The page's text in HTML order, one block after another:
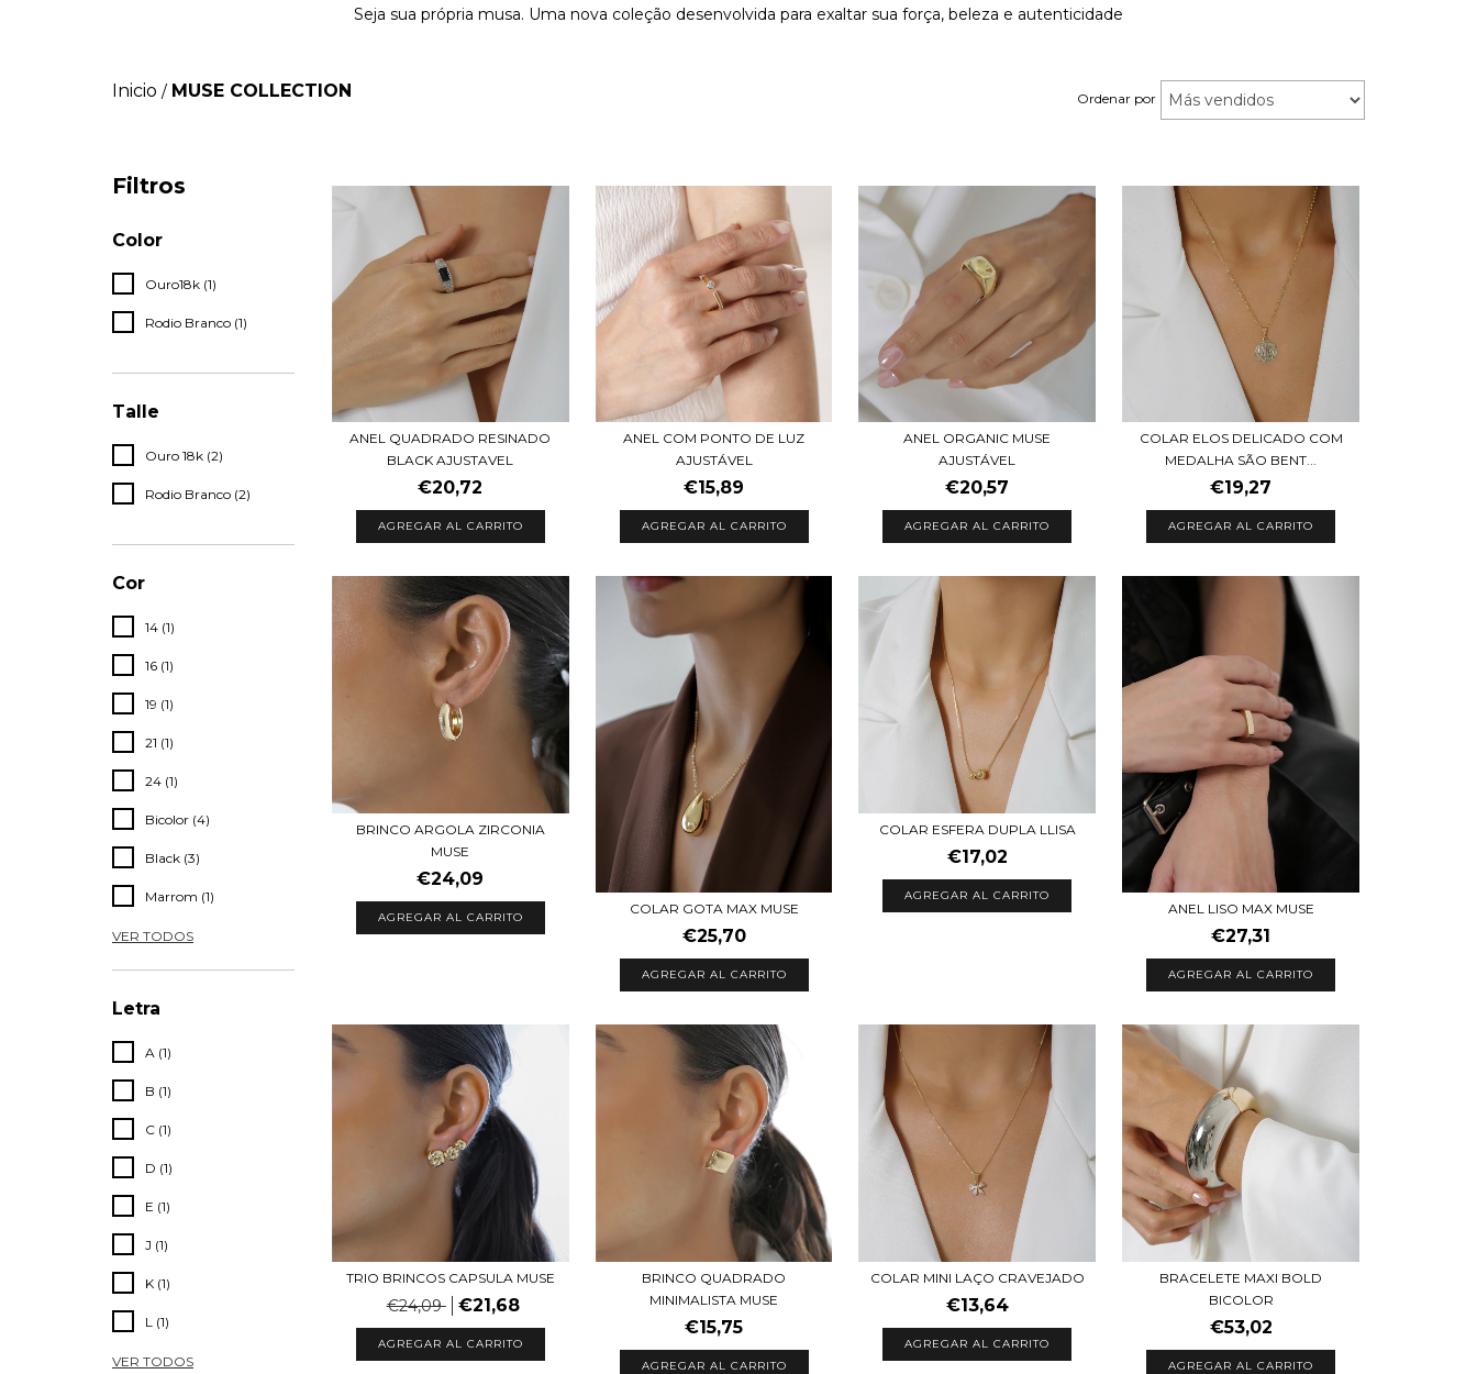
Seja sua própria musa. Uma nova coleção desenvolvida para exaltar sua força, beleza e autenticidade
Inicio / MUSE COLLECTION Ordenar por
Filtros
Color
Ouro18k (1)
Rodio Branco (1)
Talle
Ouro 18k (2)
Rodio Branco (2)
Cor
14 (1)
16 (1)
19 (1)
21 (1)
24 (1)
Bicolor (4)
Black (3)
Marrom (1)
VER TODOS
Letra
A (1)
B (1)
C (1)
D (1)
E (1)
J (1)
K (1)
L (1)
VER TODOS
ANEL QUADRADO RESINADO
BLACK AJUSTAVEL
€20,72
AGREGAR AL CARRITO
ANEL COM PONTO DE LUZ
AJUSTÁVEL
€15,89
AGREGAR AL CARRITO
ANEL ORGANIC MUSE
AJUSTÁVEL
€20,57
AGREGAR AL CARRITO
COLAR ELOS DELICADO COM
MEDALHA SÃO BENT...
€19,27
AGREGAR AL CARRITO
BRINCO ARGOLA ZIRCONIA
MUSE
€24,09
AGREGAR AL CARRITO
COLAR GOTA MAX MUSE
€25,70
COLAR ESFERA DUPLA LLISA
€17,02
AGREGAR AL CARRITO
ANEL LISO MAX MUSE
€27,31
AGREGAR AL CARRITO
TRIO BRINCOS CAPSULA MUSE
€24,09 €21,68
AGREGAR AL CARRITO
BRINCO QUADRADO
MINIMALISTA MUSE
€15,75
AGREGAR AL CARRITO
COLAR MINI LAÇO CRAVEJADO
€13,64
AGREGAR AL CARRITO
BRACELETE MAXI BOLD
BICOLOR
€53,02